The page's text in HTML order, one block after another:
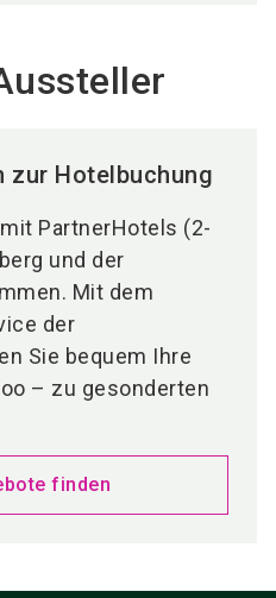
zur Hotelbuchung
PartnerHotels (2-
und der
Mit dem
der
Sie bequem Ihre
– zu gesonderten
finden